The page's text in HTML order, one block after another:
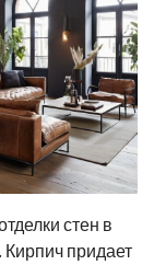
стен в
Кирпич придает